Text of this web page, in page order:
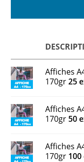
Affiches
170gr25
Affiches
170gr 50
Affiches
170gr 100